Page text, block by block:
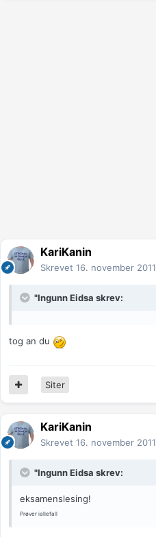
KariKanin
Skrevet 16. november 2011
"Ingunn Eidsa skrev:
tog an du
Siter
KariKanin
Skrevet 16. november 2011
"Ingunn Eidsa skrev:
eksamenslesing!
Prøver iallefall